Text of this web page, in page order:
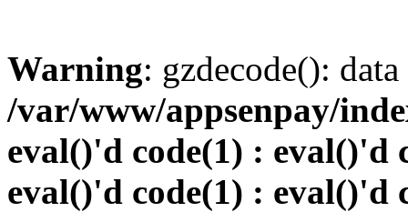
Warning: gzdecode():
/var/www/appsenpay/
eval()'d code(1) : eval()'d
eval()'d code(1) : eval()'d